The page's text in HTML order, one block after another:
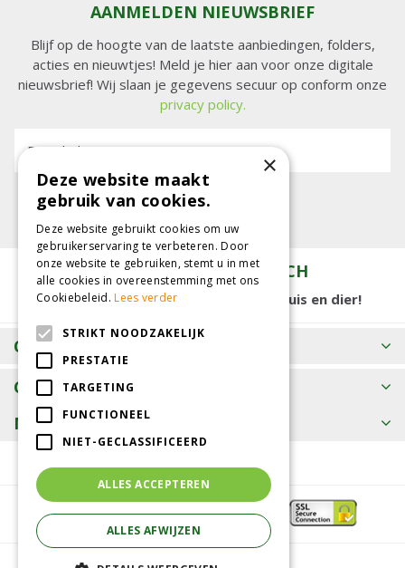
AANMELDEN NIEUWSBRIEF
Blijf op de hoogte van de laatste aanbiedingen, folders,
acties en nieuwtjes! Meld je hier aan voor onze digitale
nieuwsbrief! Wij slaan je gegevens secuur op conform onze
privacy policy.
E-mailadres:
TUINCENTRUM KOLBACH
15.000 m2 winkelplezier voor tuin, huis en dier!
OPENINGSTIJDEN
CONTACT
MEER INFORMATIE
×
Deze website maakt
gebruik van cookies.
Deze website gebruikt cookies om uw
gebruikerservaring te verbeteren. Door
onze website te gebruiken, stemt u in met
alle cookies in overeenstemming met ons
Cookiebeleid.Lees verder
STRIKT NOODZAKELIJK
PRESTATIE
TARGETING
FUNCTIONEEL
NIET-GECLASSIFICEERD
ALLES ACCEPTEREN
ALLES AFWIJZEN